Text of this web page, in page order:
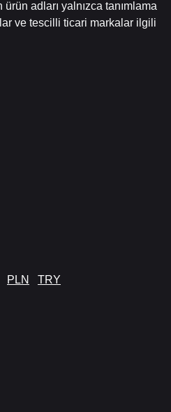
adları yalnızca tanımlama
ve tescilli ticari markalar ilgili
PLN TRY